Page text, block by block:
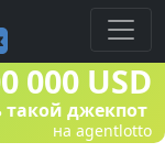
000 USD
такой джекпот
на agentlotto